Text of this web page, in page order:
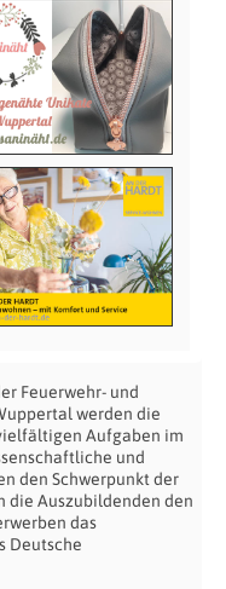
Feuerwehr- und
werden die
Aufgaben im
und
den Schwerpunkt der
die Auszubildenden den
das
Deutsche